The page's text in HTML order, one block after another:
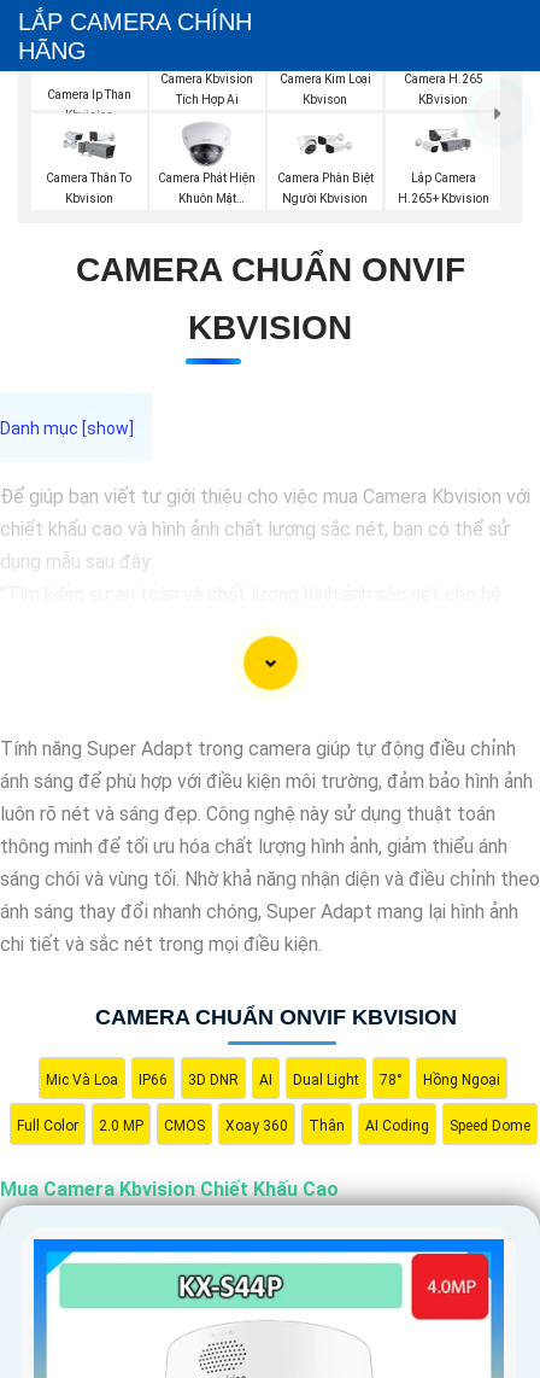
LẮP CAMERA CHÍNH
HÃNG
Camera Ip Than
Kbvision
Camera Kbvision
Tích Hợp Ai
Camera Kim Loại
Kbvison
Camera H.265
KBvision
Camera Thân To
Kbvision
Camera Phát Hiện
Khuôn Mặt
Camera Phân Biệt
Người Kbvision
Lắp Camera
H.265+ Kbvision
CAMERA CHUẨN ONVIF
KBVISION
Để giúp bạn viết tư giới thiệu cho việc mua Camera Kbvision với
chiết khấu cao và hình ảnh chất lượng sắc nét, bạn có thể sử
dụng mẫu sau đây:
hiệu uy tín với chiết khấu cao. Với công nghệ hàng đầu, Camera
Kbvision mang đến cho bạn hình ảnh chất lượng cao, rõ nét và
sự giám sát chuyên nghiệp. Hãy đầu tư vào Camera Kbvision và
yên tâm bảo vệ gia đình và tài sản của bạn ngay hôm nay!"
Bạn có thể điều chỉnh và thêm vào nội dung trên để phù hợp với
nhu cầu cụ thể của bạn. Chúc bạn thành công!
'
Tính năng Super Adapt trong camera giúp tự động điều chỉnh
ánh sáng để phù hợp với điều kiện môi trường, đảm bảo hình ảnh
luôn rõ nét và sáng đẹp. Công nghệ này sử dụng thuật toán
thông minh để tối ưu hóa chất lượng hình ảnh, giảm thiểu ánh
sáng chói và vùng tối. Nhờ khả năng nhận diện và điều chỉnh theo
ánh sáng thay đổi nhanh chóng, Super Adapt mang lại hình ảnh
chi tiết và sắc nét trong mọi điều kiện.
CAMERA CHUẨN ONVIF KBVISION
Mic Và Loa IP66 3D DNR AI Dual Light 78° Hồng Ngoại
Full Color 2.0 MP CMOS Xoay 360 Thân AI Coding Speed Dome
Mua Camera Kbvision Chiết Khấu Cao